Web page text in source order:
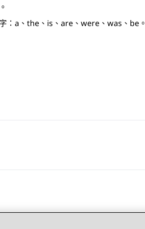
：a、the、is、are、were、was、be。